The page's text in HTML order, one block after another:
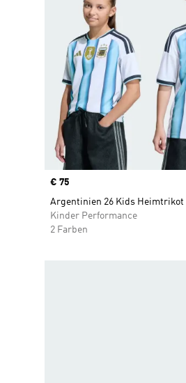
Price
€ 75
Argentinien 26 Kids Heimtrikot
Kinder Performance
2 Farben